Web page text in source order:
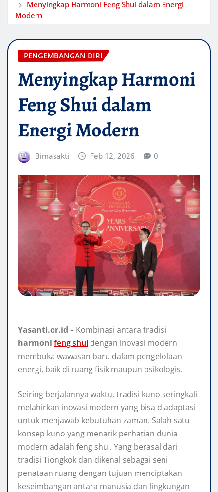
Menyingkap Harmoni Feng Shui dalam Energi
Modern
PENGEMBANGAN DIRI
Menyingkap Harmoni
Feng Shui dalam
Energi Modern
Bimasakti Feb 12, 2026 0
Yasanti.or.id – Kombinasi antara tradisi
harmoni feng shui dengan inovasi modern
membuka wawasan baru dalam pengelolaan
energi, baik di ruang fisik maupun psikologis.
Seiring berjalannya waktu, tradisi kuno seringkali
melahirkan inovasi modern yang bisa diadaptasi
untuk menjawab kebutuhan zaman. Salah satu
konsep kuno yang menarik perhatian dunia
modern adalah feng shui. Yang berasal dari
tradisi Tiongkok dan dikenal sebagai seni
penataan ruang dengan tujuan menciptakan
keseimbangan antara manusia dan lingkungan